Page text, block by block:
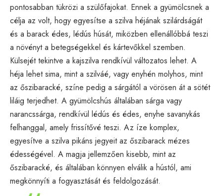
pontosabban tükrözi a szülőfajokat. Ennek a gyümölcsnek a
célja az volt, hogy egyesítse a szilva héjának szilárdságát
és a barack édes, lédús húsát, miközben ellenállóbbá teszi
a növényt a betegségekkel és kártevőkkel szemben.
Külsejét tekintve a kajszilva rendkívül változatos lehet. A
héja lehet sima, mint a szilváé, vagy enyhén molyhos, mint
az őszibaracké, színe pedig a sárgától a vörösen át a sötét
liláig terjedhet. A gyümölcshús általában sárga vagy
narancssárga, rendkívül lédús és édes, enyhe savanykás
felhanggal, amely frissítővé teszi. Az íze komplex,
egyesítve a szilva pikáns jegyeit az őszibarack mézes
édességével. A magja jellemzően kisebb, mint az
őszibaracké, és általában könnyen elválik a hústól, ami
megkönnyíti a fogyasztását és feldolgozását.